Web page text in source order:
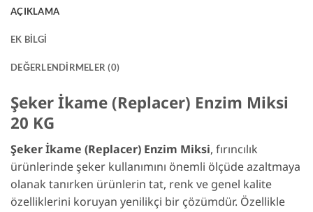
AÇIKLAMA
EK BILGI
DEĞERLENDIRMELER (0)
Şeker İkame (Replacer) Enzim Miksi
20 KG
Şeker İkame (Replacer) Enzim Miksi, fırıncılık
ürünlerinde şeker kullanımını önemli ölçüde azaltmaya
olanak tanırken ürünlerin tat, renk ve genel kalite
özelliklerini koruyan yenilikçi bir çözümdür. Özellikle